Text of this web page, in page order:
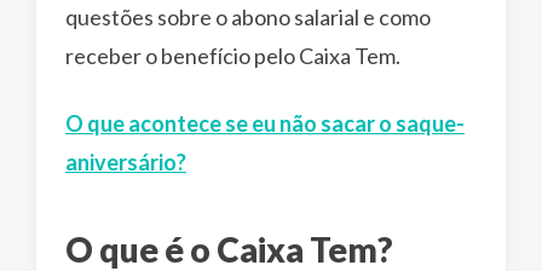
questões sobre o abono salarial e como
receber o benefício pelo Caixa Tem.
O que acontece se eu não sacar o saque-
aniversário?
O que é o Caixa Tem?